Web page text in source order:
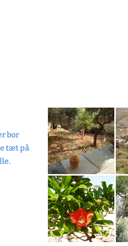
bor
tæt på